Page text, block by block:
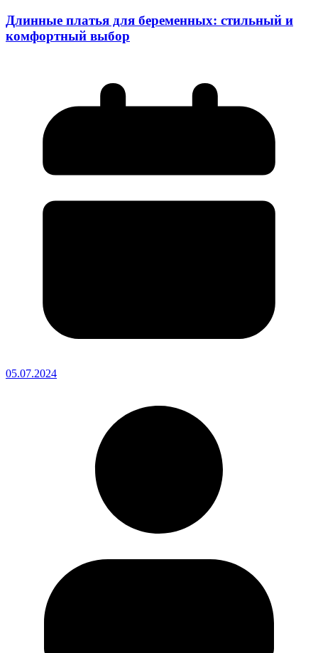
Длинные платья для беременных: стильный и
комфортный выбор
05.07.2024